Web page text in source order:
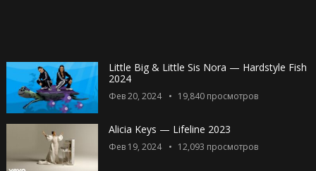
Little Big & Little Sis Nora — Hardstyle Fish
2024
Фев 20, 2024 19,840просмотров
Alicia Keys — Lifeline 2023
Фев 19, 2024 12,093 просмотров